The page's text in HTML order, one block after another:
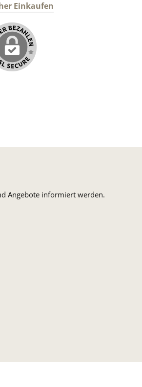
Einkaufen
Angebote informiert werden.